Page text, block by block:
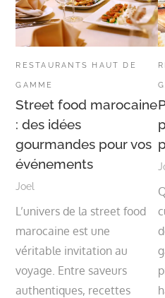
RESTAURANTS HAUT DE
GAMME
Street food marocaine
: des idées
gourmandes pour vos
événements
Joel
L’univers de la street food
marocaine est une
véritable invitation au
voyage. Entre saveurs
authentiques, recettes